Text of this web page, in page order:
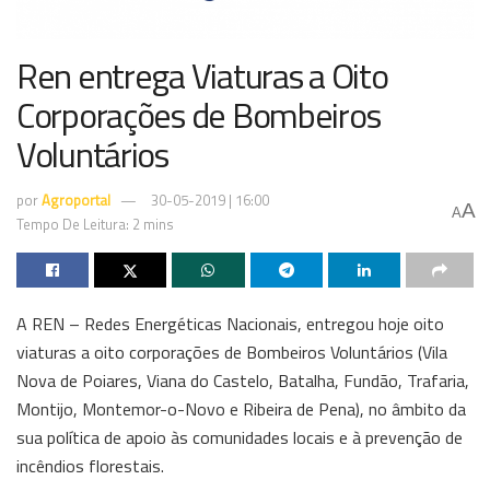
Ren entrega Viaturas a Oito
Corporações de Bombeiros
Voluntários
porAgroportal
30-05-2019 | 16:00
Tempo De Leitura: 2 mins
AA
A REN – Redes Energéticas Nacionais, entregou hoje oito
viaturas a oito corporações de Bombeiros Voluntários (Vila
Nova de Poiares, Viana do Castelo, Batalha, Fundão, Trafaria,
Montijo, Montemor-o-Novo e Ribeira de Pena), no âmbito da
sua política de apoio às comunidades locais e à prevenção de
incêndios florestais.